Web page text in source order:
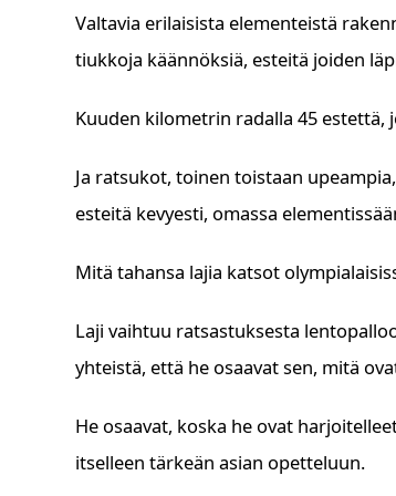
e
b
o
o
e
n
g
er
s
A
p
p
Valtavia erilaisista elementeistä
tiukkoja käännöksiä, esteitä joiden
Kuuden kilometrin radalla 45 estettä,
Ja ratsukot, toinen toistaan
esteitä kevyesti, omassa
Mitä tahansa lajia katsot
Laji vaihtuu ratsastuksesta
yhteistä, että he osaavat sen, mitä
He osaavat, koska he ovat
itselleen tärkeän asian opetteluun.